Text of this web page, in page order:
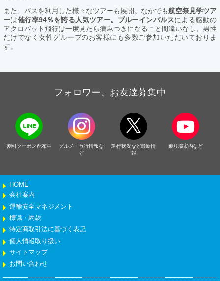
また、バスを利用した様々なツアーも展開。なかでも航空祭見学ツア
ーは催行率94％を誇る人気ツアー。ブルーインパルスによる感動の
アクロバット飛行は一度見たら病みつきになること間違いなし。男性
だけでなく女性グループのお客様にも多数ご参加いただいておりま
す。
フォロワー、お友達募集中
割引クーポン配布中
グルメ・旅行情報な
ど
運行状況など最新情
報
乗り場案内など
HOME
会社案内
運輸安全マネジメント
標識・約款
特定商取引法に基づく表記
個人情報取り扱い
サイトマップ
お問い合わせ